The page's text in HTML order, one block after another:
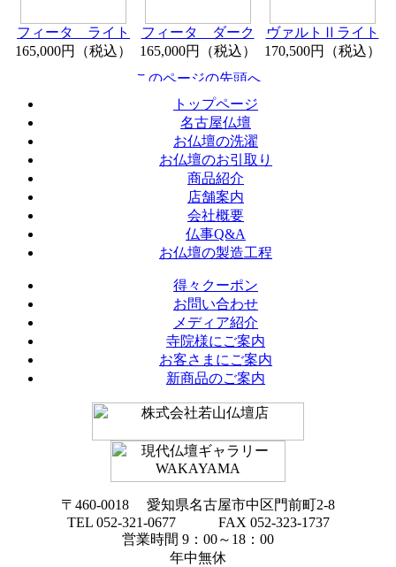
フィータ ライト
165,000円（税込）
フィータ ダーク
165,000円（税込）
ヴァルトⅡライト
170,500円（税込）
トップページ
名古屋仏壇
お仏壇の洗濯
お仏壇のお引取り
商品紹介
店舗案内
会社概要
仏事Q&A
お仏壇の製造工程
得々クーポン
お問い合わせ
メディア紹介
寺院様にご案内
お客さまにご案内
新商品のご案内
〒460-0018 愛知県名古屋市中区門前町2-8
TEL 052-321-0677 FAX 052-323-1737
営業時間 9：00～18：00
年中無休